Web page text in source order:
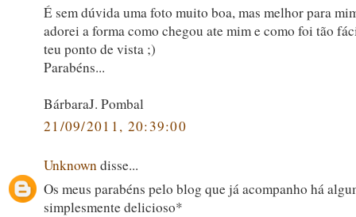
É sem dúvida uma foto muito boa, mas melhor para
adorei a forma como chegou ate mim e como foi tão
teu ponto de vista ;)
Parabéns...
BárbaraJ. Pombal
21/09/2011, 20:39:00
Unknowndisse...
Os meus parabéns pelo blog que já acompanho há
simplesmente delicioso*